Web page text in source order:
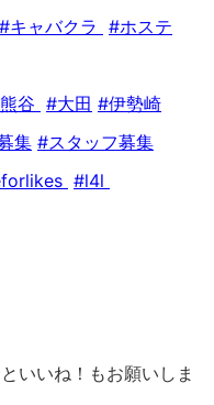
#キャバクラ #ホステ
谷 #大田 #伊勢崎
集 #スタッフ募集
#l4l
いいね！もお願いしま